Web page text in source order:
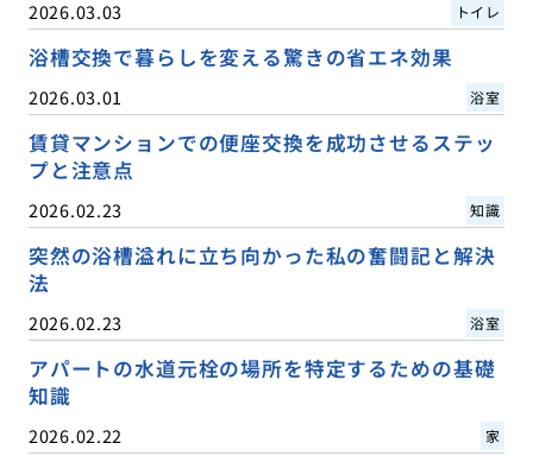
2026.03.03 トイレ
浴槽交換で暮らしを変える驚きの省エネ効果
2026.03.01 浴室
賃貸マンションでの便座交換を成功させるステッ
プと注意点
2026.02.23 知識
突然の浴槽溢れに立ち向かった私の奮闘記と解決
法
2026.02.23 浴室
アパートの水道元栓の場所を特定するための基礎
知識
2026.02.22 家